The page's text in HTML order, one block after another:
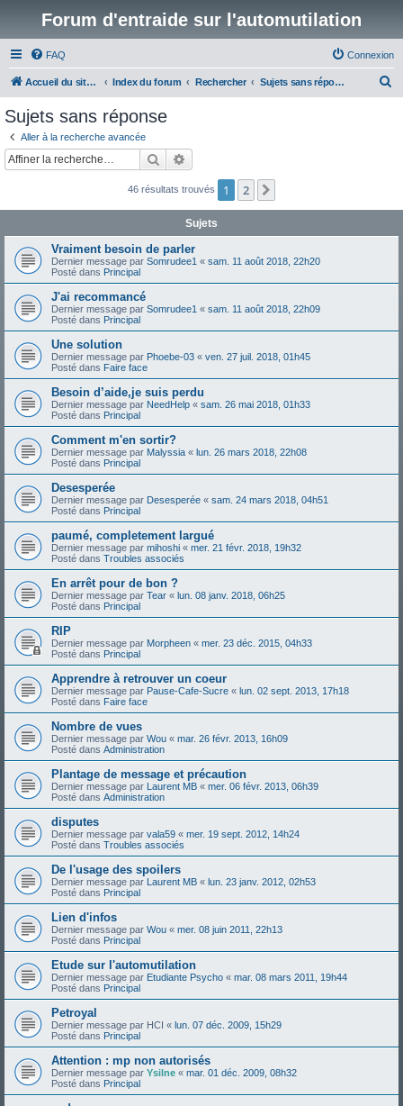
Forum d'entraide sur l'automutilation
FAQ Connexion
Accueil du site www.automutilations.info Index du forum Rechercher Sujets sans réponse
c
Sujets sans réponse
Aller à la recherche avancée
Rechercher
46 résultats trouvés 1 2
Sujets
Vraiment besoin de parler
Dernier message par Somrudee1 « sam. 11 août 2018, 22h20
Posté dans Principal
J'ai recommancé
Dernier message par Somrudee1 « sam. 11 août 2018, 22h09
Posté dans Principal
Une solution
Dernier message par Phoebe-03 « ven. 27 juil. 2018, 01h45
Posté dans Faire face
Besoin d’aide,je suis perdu
Dernier message par NeedHelp « sam. 26 mai 2018, 01h33
Posté dans Principal
Comment m'en sortir?
Dernier message par Malyssia « lun. 26 mars 2018, 22h08
Posté dans Principal
Desesperée
Dernier message par Desesperée « sam. 24 mars 2018, 04h51
Posté dans Principal
paumé, completement largué
Dernier message par mihoshi « mer. 21 févr. 2018, 19h32
Posté dans Troubles associés
En arrêt pour de bon ?
Dernier message par Tear « lun. 08 janv. 2018, 06h25
Posté dans Principal
RIP
Dernier message par Morpheen « mer. 23 déc. 2015, 04h33
Posté dans Principal
Apprendre à retrouver un coeur
Dernier message par Pause-Cafe-Sucre « lun. 02 sept. 2013, 17h18
Posté dans Faire face
Nombre de vues
Dernier message par Wou « mar. 26 févr. 2013, 16h09
Posté dans Administration
Plantage de message et précaution
Dernier message par Laurent MB « mer. 06 févr. 2013, 06h39
Posté dans Administration
disputes
Dernier message par vala59 « mer. 19 sept. 2012, 14h24
Posté dans Troubles associés
De l'usage des spoilers
Dernier message par Laurent MB « lun. 23 janv. 2012, 02h53
Posté dans Principal
Lien d'infos
Dernier message par Wou « mer. 08 juin 2011, 22h13
Posté dans Principal
Etude sur l'automutilation
Dernier message par Etudiante Psycho « mar. 08 mars 2011, 19h44
Posté dans Principal
Petroyal
Dernier message par HCI « lun. 07 déc. 2009, 15h29
Posté dans Principal
Attention : mp non autorisés
Dernier message par Ysilne « mar. 01 déc. 2009, 08h32
Posté dans Principal